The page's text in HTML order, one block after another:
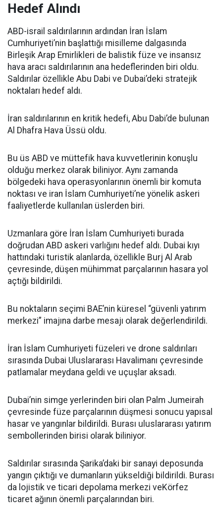
Hedef Alındı
ABD-israil saldırılarının ardından İran İslam
Cumhuriyeti’nin başlattığı misilleme dalgasında
Birleşik Arap Emirlikleri de balistik füze ve insansız
hava aracı saldırılarının ana hedeflerinden biri oldu.
Saldırılar özellikle Abu Dabi ve Dubai’deki stratejik
noktaları hedef aldı.
İran saldırılarının en kritik hedefi, Abu Dabi’de bulunan
Al Dhafra Hava Üssü oldu.
Bu üs ABD ve müttefik hava kuvvetlerinin konuşlu
olduğu merkez olarak biliniyor. Aynı zamanda
bölgedeki hava operasyonlarının önemli bir komuta
noktası ve iran İslam Cumhuriyeti’ne yönelik askeri
faaliyetlerde kullanılan üslerden biri.
Uzmanlara göre İran İslam Cumhuriyeti burada
doğrudan ABD askeri varlığını hedef aldı. Dubai kıyı
hattındaki turistik alanlarda, özellikle Burj Al Arab
çevresinde, düşen mühimmat parçalarının hasara yol
açtığı bildirildi.
Bu noktaların seçimi BAE’nin küresel “güvenli yatırım
merkezi” imajına darbe mesajı olarak değerlendirildi.
İran İslam Cumhuriyeti füzeleri ve drone saldırıları
sırasında Dubai Uluslararası Havalimanı çevresinde
patlamalar meydana geldi ve uçuşlar aksadı.
Dubai’nin simge yerlerinden biri olan Palm Jumeirah
çevresinde füze parçalarının düşmesi sonucu yapısal
hasar ve yangınlar bildirildi. Burası uluslararası yatırım
sembollerinden birisi olarak biliniyor.
Saldırılar sırasında Şarika’daki bir sanayi deposunda
yangın çıktığı ve dumanların yükseldiği bildirildi. Burası
da lojistik ve ticari depolama merkezi veKörfez
ticaret ağının önemli parçalarından biri.